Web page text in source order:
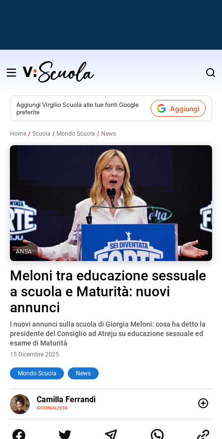
Salta
contenuto
Aggiungi Virgilio Scuola alle tue fonti Google
preferite
Aggiungi
Home Scuola Mondo Scuola News
ANSA
Meloni tra educazione sessuale
a scuola e Maturità: nuovi
annunci
I nuovi annunci sulla scuola di Giorgia Meloni: cosa ha detto la
presidente del Consiglio ad Atreju su educazione sessuale ed
esame di Maturità
15 Dicembre 2025
Mondo Scuola News
Camilla Ferrandi
GIORNALISTA
E-
MAIL
LINKEDIN
di trasformare la passione per la scrittura in un lavoro, e